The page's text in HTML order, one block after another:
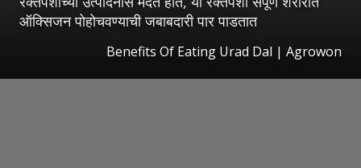
ऑक्सिजन पोहोचवण्याची जबाबदारी पार पाडतात
Benefits Of Eating Urad Dal | Agrowon